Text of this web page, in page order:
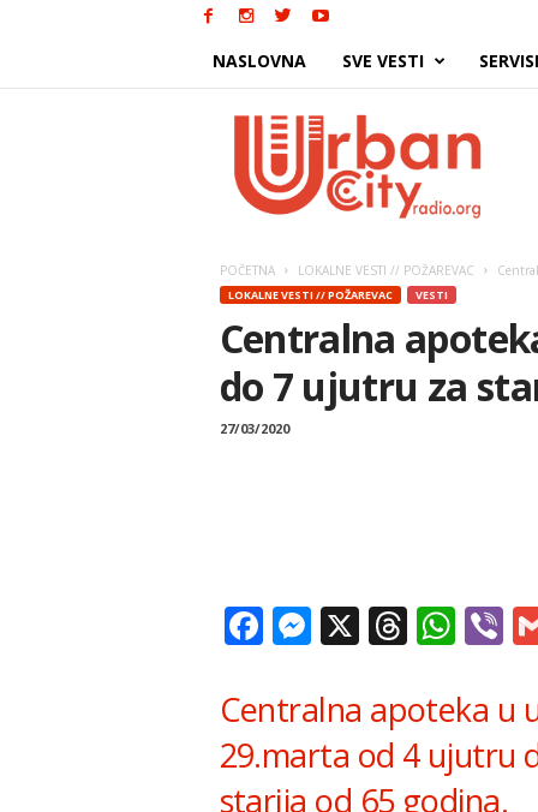
NASLOVNA SVE VESTI
POČETNA LOKALNE VESTI // POŽAREVAC
LOKALNE VESTI // POŽAREVAC VESTI
Centralna
do 7 ujutru za
27/03/2020
Facebook
Messenger
X
Centralna apoteka u
29.marta od 4 ujutru
starija od 65 godina.